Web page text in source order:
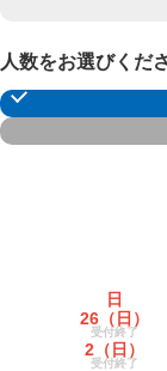
人数をお選びくだ
日
26 （日）
受付終了
2 （日）
受付終了